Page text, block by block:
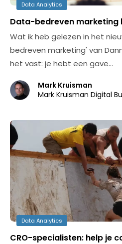
Data Analytics
Data-bedreven marketing
Wat ik heb gelezen in het
bedreven marketing' van
het vast: je hebt een gave…
Mark Kruisman
Mark Kruisman Digital
Data Analytics
CRO-specialisten: help je